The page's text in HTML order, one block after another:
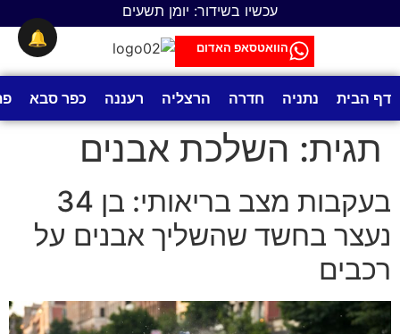
עכשיו בשידור: יומן תשעים
הוואטסאפ האדום
דף הבית נתניה חדרה הרצליה רעננה כפר סבא
תגית: השלכת אבנים
בעקבות מצב בריאותי: בן 34
נעצר בחשד שהשליך אבנים על
רכבים
🔔